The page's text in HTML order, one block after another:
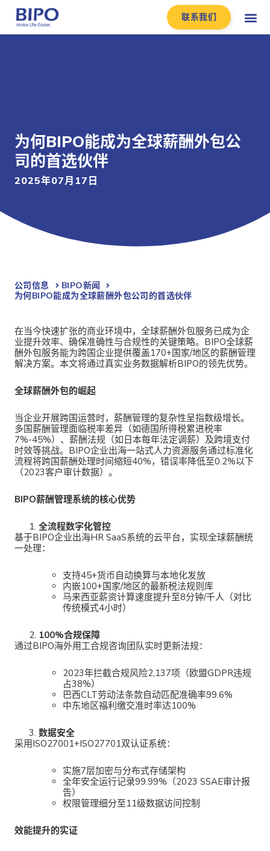
联系我们
为何BIPO能成为全球薪酬外包公
司的首选伙伴
2025年07月17日
公司信息
BIPO新闻​
为何BIPO能成为全球薪酬外包公司的首选伙伴
在当今快速扩张的商业环境中， 全球薪酬外包服务已成为企
业提升效率、确保准确性与合规性的关键策略。BIPO全球薪
酬外包服务能为跨国企业提供覆盖170+国家/地区的薪酬管理
解决方案。本文将通过真实业务数据解析BIPO的领先优势。
全球薪酬外包的崛起
当企业开展跨国运营时，薪酬管理的复杂性呈指数级增长。
多国薪酬管理面临税率差异（如德国所得税累进税率
7%-45%）、薪酬法规（如日本每年法定调薪）及跨境支付
时效等挑战。 BIPO企业出海一站式人力资源服务通过标准化
流程将跨国薪酬处理时间缩短40%，错误率降低至0.2%以下
（2023客户审计数据）。
BIPO薪酬管理系统的核心优势
全流程数字化管控
基于BIPO企业出海HR SaaS系统的云平台，实现全球薪酬统
一处理：
支持45+货币自动换算与本地化发放
内嵌100+国家/地区的最新税法规则库
马来西亚薪资计算速度提升至8分钟/千人（对比
传统模式4小时）
100%合规保障
通过BIPO海外用工合规咨询团队实时更新法规：
2023年拦截合规风险2,137项（欧盟GDPR违规
占38%）
巴西CLT劳动法条款自动匹配准确率99.6%
中东地区福利缴交准时率达100%
数据安全
采用ISO27001+ISO27701双认证系统：
实施7层加密与分布式存储架构
全年安全运行记录99.99%（2023 SSAE审计报
告）
权限管理细分至11级数据访问控制
效能提升的实证